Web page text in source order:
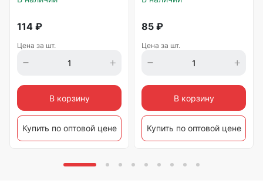
114 ₽
Цена за шт.
В корзину
Купить по оптовой цене
85 ₽
Цена за шт.
В корзину
Купить по оптовой цене